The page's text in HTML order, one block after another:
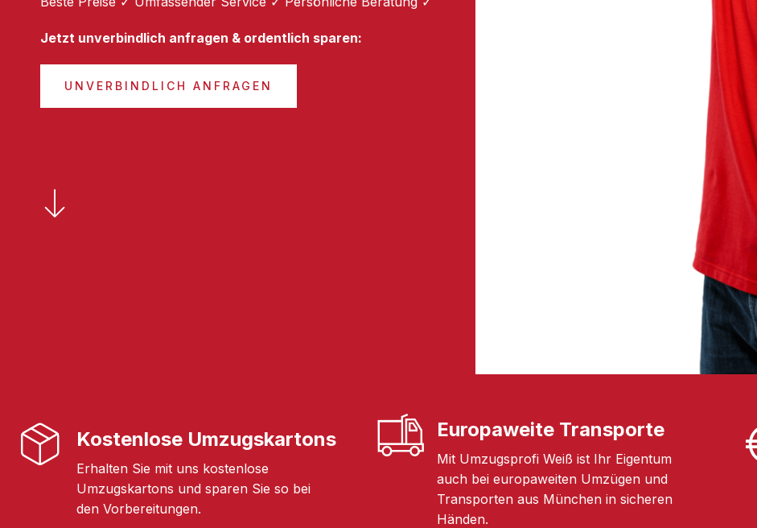
Jetzt unverbindlich anfragen & ordentlich sparen:
UNVERBINDLICH ANFRAGEN
Kostenlose Umzugskartons
Erhalten Sie mit uns kostenlose
Umzugskartons und sparen Sie so bei
den Vorbereitungen.
Europaweite Transporte
Mit Umzugsprofi Weiß ist Ihr Eigentum
auch bei europaweiten Umzügen und
Transporten aus München in sicheren
Händen.